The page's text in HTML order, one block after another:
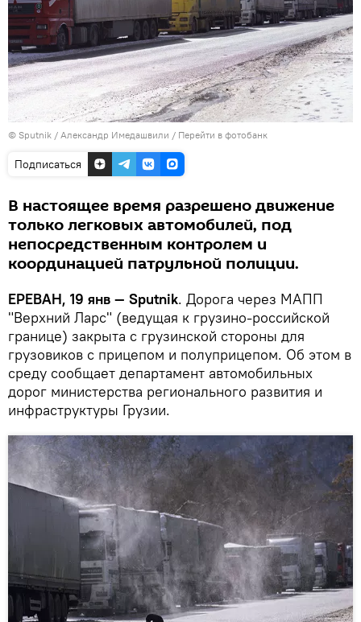
© Sputnik / Александр Имедашвили / Перейти в фотобанк
Подписаться
В настоящее время разрешено движение
только легковых автомобилей, под
непосредственным контролем и
координацией патрульной полиции.
ЕРЕВАН, 19 янв — Sputnik. Дорога через МАПП
"Верхний Ларс" (ведущая к грузино-российской
границе) закрыта с грузинской стороны для
грузовиков с прицепом и полуприцепом. Об этом в
среду сообщает департамент автомобильных
дорог министерства регионального развития и
инфраструктуры Грузии.